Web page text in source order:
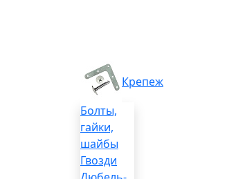
Крепеж
Болты,
гайки,
шайбы
Гвозди